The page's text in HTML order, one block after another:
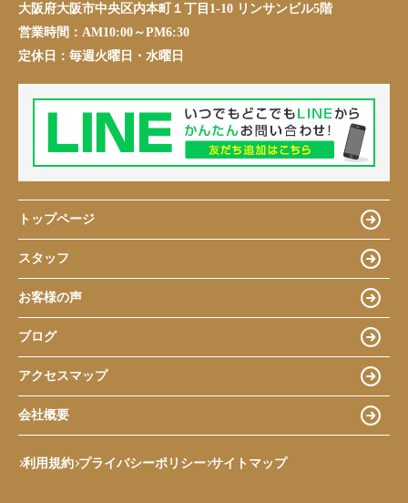
大阪府大阪市中央区内本町１丁目1-10 リンサンビル5階
営業時間： AM10:00～PM6:30
定休日： 毎週火曜日・水曜日
トップページ
スタッフ
お客様の声
ブログ
アクセスマップ
会社概要
利用規約 プライバシーポリシー サイトマップ